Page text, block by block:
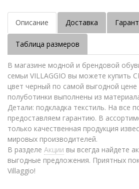
Описание Доставка
Таблица размеров
В магазине модной и брендовой
семьи VILLAGGIO вы можете купить
цвет черный по самой выгодной цене
полуботинки выполнены из
Детали: подкладка текстиль. На все
предоставляем гарантию. В
только качественная продукция
мировых производителей.
В разделе Акции вы всегда найдете
выгодные предложения. Приятных
Villaggio!